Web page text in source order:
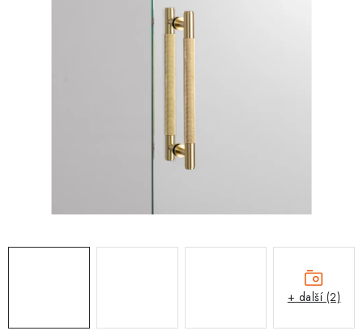
CHYTRÉ KLIKY
+ další (2)